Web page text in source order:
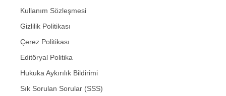
Kullanım Sözleşmesi
Gizlilik Politikası
Çerez Politikası
Editöryal Politika
Hukuka Aykırılık Bildirimi
Sık Sorulan Sorular (SSS)